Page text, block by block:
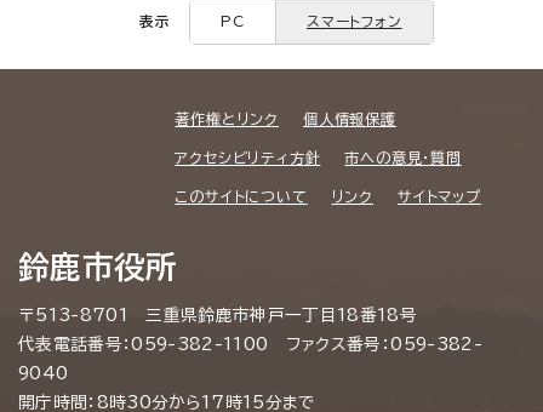
表示 PC スマートフォン
著作権とリンク 個人情報保護
アクセシビリティ方針 市への意見・質問
このサイトについて リンク サイトマップ
鈴鹿市役所
〒513-8701 三重県鈴鹿市神戸一丁目18番18号
代表電話番号：059-382-1100 ファクス番号：059-382-
9040
開庁時間：8時30分から17時15分まで